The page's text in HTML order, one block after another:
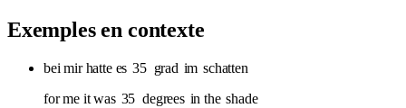
Exemples en contexte
bei mir hatte es 35 grad im schatten
for me it was 35 degrees in the shade